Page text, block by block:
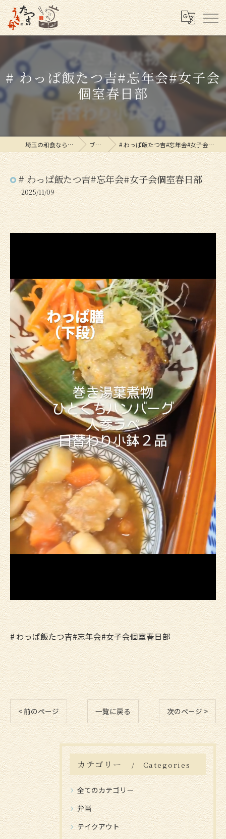
# わっぱ飯たつ吉#忘年会#女子会
個室春日部
埼玉の和食ならたつ吉 ブログ # わっぱ飯たつ吉#忘年会#女子会個室春日部
# わっぱ飯たつ吉#忘年会#女子会個室春日部
2025/11/09
# わっぱ飯たつ吉#忘年会#女子会個室春日部
< 前のページ 一覧に戻る 次のページ >
カテゴリー Categories
全てのカテゴリー
弁当
テイクアウト